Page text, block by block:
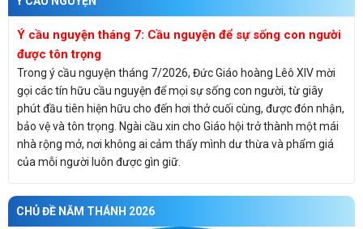
Ý cầu nguyện tháng 7: Cầu nguyện để sự sống con người
được tôn trọng
Trong ý cầu nguyện tháng 7/2026, Đức Giáo hoàng Lêô XIV mời
gọi các tín hữu cầu nguyện để mọi sự sống con người, từ giây
phút đầu tiên hiện hữu cho đến hơi thở cuối cùng, được đón nhận,
bảo vệ và tôn trọng. Ngài cầu xin cho Giáo hội trở thành một mái
nhà rộng mở, nơi không ai cảm thấy mình dư thừa và phẩm giá
của mỗi người luôn được gìn giữ.
CHỦ ĐỀ NĂM THÁNH 2026